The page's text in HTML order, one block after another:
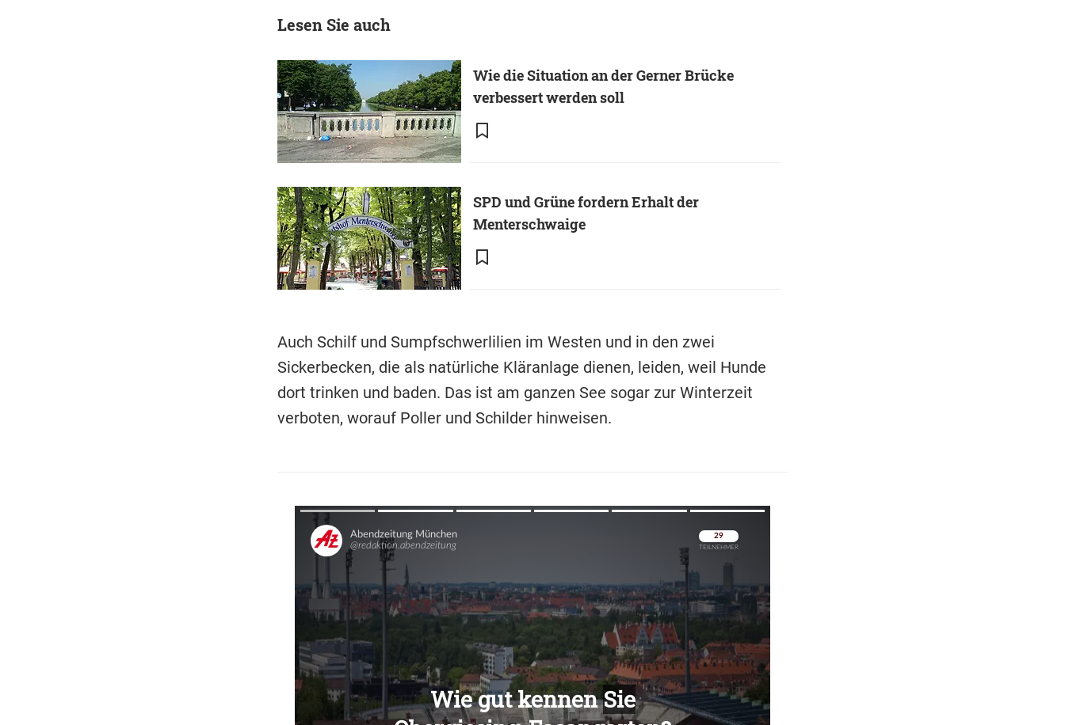
Lesen Sie auch
Wie die Situation an der Gerner Brücke
verbessert werden soll
SPD und Grüne fordern Erhalt der
Menterschwaige
Auch Schilf und Sumpfschwerlilien im Westen und in den zwei
Sickerbecken, die als natürliche Kläranlage dienen, leiden, weil Hunde
dort trinken und baden. Das ist am ganzen See sogar zur Winterzeit
verboten, worauf Poller und Schilder hinweisen.
Überspringen
Überspringen